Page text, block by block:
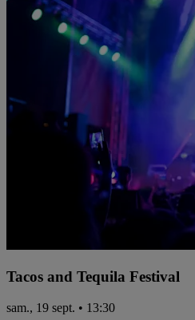
Tacos and Tequila Festival
sam., 19 sept. • 13:30